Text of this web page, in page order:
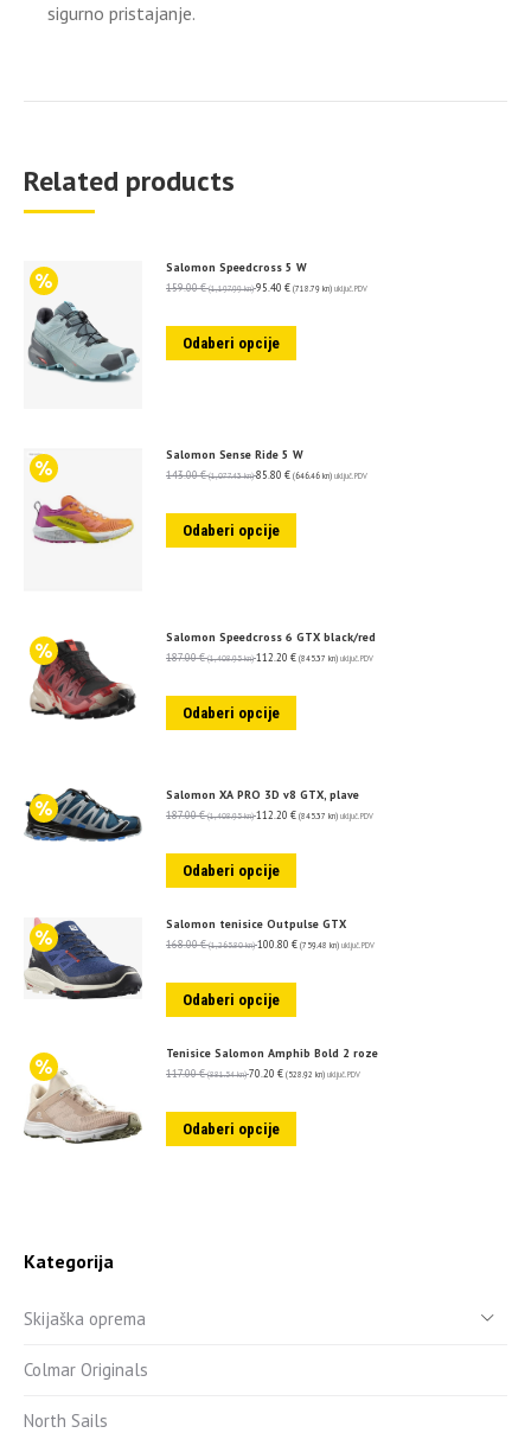
sigurno pristajanje.
Related products
Salomon Speedcross 5 W
159.00€ (1,197.99 kn) 95.40 € (718.79 kn) uključ. PDV
Odaberi opcije
Salomon Sense Ride 5 W
143.00€ (1,077.43 kn) 85.80 € (646.46 kn) uključ. PDV
Odaberi opcije
Salomon Speedcross 6 GTX black/red
187.00€ (1,408.95 kn) 112.20 € (845.37 kn) uključ. PDV
Odaberi opcije
Salomon XA PRO 3D v8 GTX, plave
187.00€ (1,408.95 kn) 112.20 € (845.37 kn) uključ. PDV
Odaberi opcije
Salomon tenisice Outpulse GTX
168.00€ (1,265.80 kn) 100.80 € (759.48 kn) uključ. PDV
Odaberi opcije
Tenisice Salomon Amphib Bold 2 roze
117.00€ (881.54 kn) 70.20 € (528.92 kn) uključ. PDV
Odaberi opcije
Kategorija
Skijaška oprema
Colmar Originals
North Sails